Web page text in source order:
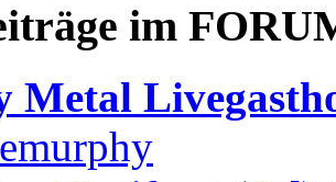
im
Metal